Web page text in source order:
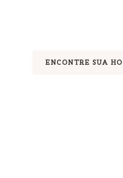
ENCONTRE SUA